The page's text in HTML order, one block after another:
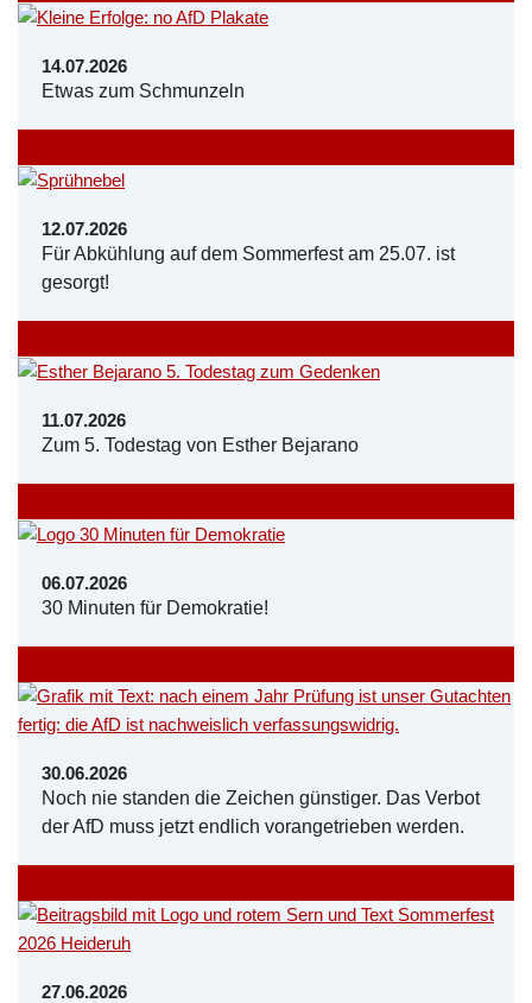
14.07.2026
Etwas zum Schmunzeln
12.07.2026
Für Abkühlung auf dem Sommerfest am 25.07. ist
gesorgt!
11.07.2026
Zum 5. Todestag von Esther Bejarano
06.07.2026
30 Minuten für Demokratie!
30.06.2026
Noch nie standen die Zeichen günstiger. Das Verbot
der AfD muss jetzt endlich vorangetrieben werden.
27.06.2026